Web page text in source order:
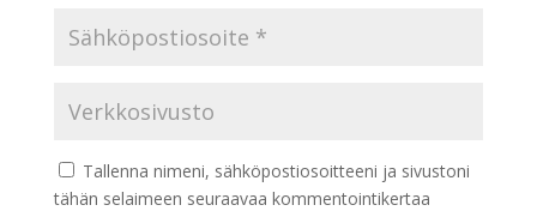
Tallenna nimeni, sähköpostiosoitteeni ja sivustoni
tähän selaimeen seuraavaa kommentointikertaa